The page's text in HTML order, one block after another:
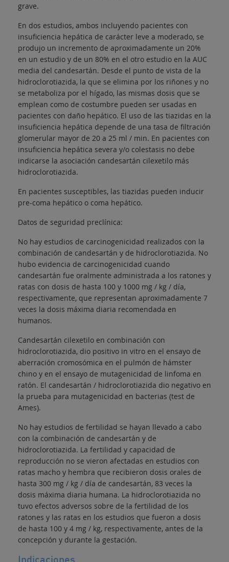
grave.
En dos estudios, ambos incluyendo pacientes con
insuficiencia hepática de carácter leve a moderado, se
produjo un incremento de aproximadamente un 20%
en un estudio y de un 80% en el otro estudio en la AUC
media del candesartán. Desde el punto de vista de la
hidroclorotiazida, la que se elimina por los riñones y no
se metaboliza por el hígado, las mismas dosis que se
emplean como de costumbre pueden ser usadas en
pacientes con daño hepático. El uso de las tiazidas en la
insuficiencia hepática depende de una tasa de filtración
glomerular mayor de 20 a 25 ml / min. En pacientes con
insuficiencia hepática severa y/o colestasis no debe
indicarse la asociación candesartán cilexetilo más
hidroclorotiazida.
En pacientes susceptibles, las tiazidas pueden inducir
pre-coma hepático o coma hepático.
Datos de seguridad preclínica:
No hay estudios de carcinogenicidad realizados con la
combinación de candesartán y de hidroclorotiazida. No
hubo evidencia de carcinogenicidad cuando
candesartán fue oralmente administrada a los ratones y
ratas con dosis de hasta 100 y 1000 mg / kg / día,
respectivamente, que representan aproximadamente 7
veces la dosis máxima diaria recomendada en
humanos.
Candesartán cilexetilo en combinación con
hidroclorotiazida, dio positivo in vitro en el ensayo de
aberración cromosómica en el pulmón de hámster
chino y en el ensayo de mutagenicidad de linfoma en
ratón. El candesartán / hidroclorotiazida dio negativo en
la prueba para mutagenicidad en bacterias (test de
Ames).
No hay estudios de fertilidad se hayan llevado a cabo
con la combinación de candesartán y de
hidroclorotiazida. La fertilidad y capacidad de
reproducción no se vieron afectadas en estudios con
ratas macho y hembra que recibieron dosis orales de
hasta 300 mg / kg / día de candesartán, 83 veces la
dosis máxima diaria humana. La hidroclorotiazida no
tuvo efectos adversos sobre de la fertilidad de los
ratones y las ratas en los estudios que fueron a dosis
de hasta 100 y 4 mg / kg, respectivamente, antes de la
concepción y durante la gestación.
Indicaciones